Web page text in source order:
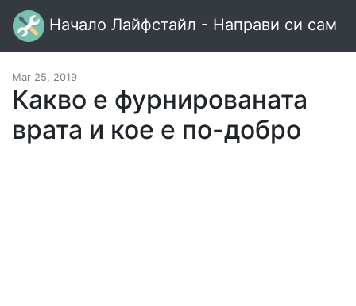
Начало Лайфстайл - Направи си сам
Mar 25, 2019
Какво е фурнированата
врата и кое е по-добро